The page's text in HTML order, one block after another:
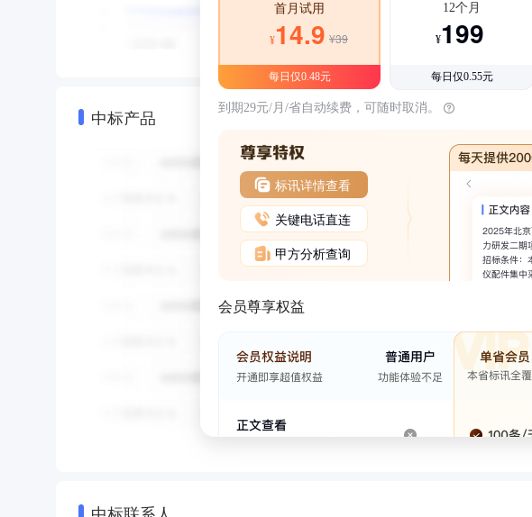
中标产品
首月试用
¥14.9 ¥39
每日仅0.48元
12个月
¥199
每日仅0.55元
到期29元/月/省自动续费，可随时取消。
标讯详情查看
关键电话直连
甲方分析查询
会员尊享权益